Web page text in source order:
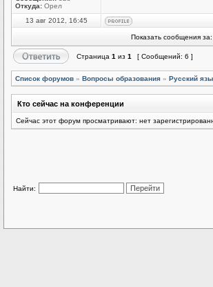
Откуда: Орел
13 авг 2012, 16:45
Показать сообщения за:
Страница 1 из 1 [ Сообщений: 6 ]
Список форумов » Вопросы образования » Русский
Кто сейчас на конференции
Сейчас этот форум просматривают: нет
Найти: